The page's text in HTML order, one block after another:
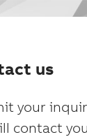
us
your
contact you